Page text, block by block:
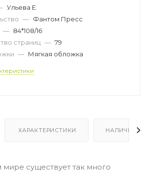
Ульева Е.
— Фантом Пресс
— 84*108/16
страниц — 79
— Мягкая обложка
ХАРАКТЕРИСТИКИ НАЛИЧИЕ
существует так много